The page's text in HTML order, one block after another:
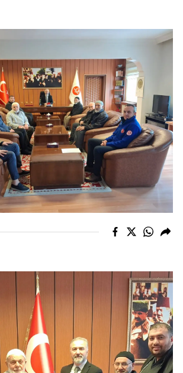
Eskişehir
Gaziantep
Giresun
Gümüşhane
Hakkari
Hatay
Isparta
Mersin
İstanbul
Kars
Kastamonu
Kayseri
Kırklareli